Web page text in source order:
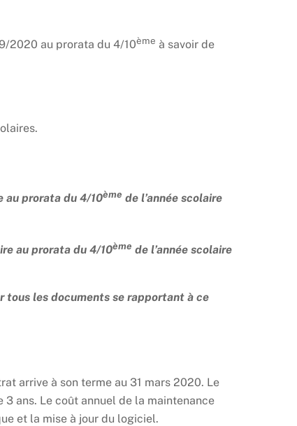
2020 au prorata du 4/10ème à savoir de
au prorata du 4/10ème de l’année scolaire
au prorata du 4/10ème de l’année scolaire
tous les documents se rapportant à ce
arrive à son terme au 31 mars 2020. Le
ans. Le coût annuel de la maintenance
et la mise à jour du logiciel.